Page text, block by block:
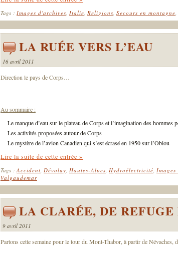
Tags : Images d'archives Italie Religions Secours en montagne
LA RUÉE VERS L’EAU
16 avril 2011
Direction le pays de Corps…
Au sommaire :
Le manque d’eau sur le plateau de Corps et l’imagination des hommes
Les activités proposées autour de Corps
Le mystère de l’avion Canadien qui s’est écrasé en 1950 sur l’Obiou
Lire la suite de cette entrée »
Tags : Accident Dévoluy Hautes-Alpes Hydroélectricité
Valgaudemar
LA CLARÉE, DE REFUGE
9 avril 2011
Partons cette semaine pour le tour du Mont-Thabor, à partir de Névaches,